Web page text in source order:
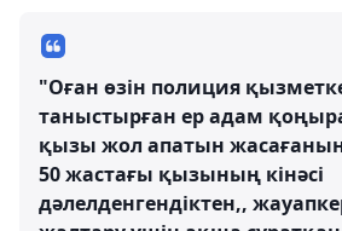
"Оған өзін полиция
таныстырған ер адам
қызы жол апатын
50 жастағы қызының кінәсі
дәлелденгендіктен,,